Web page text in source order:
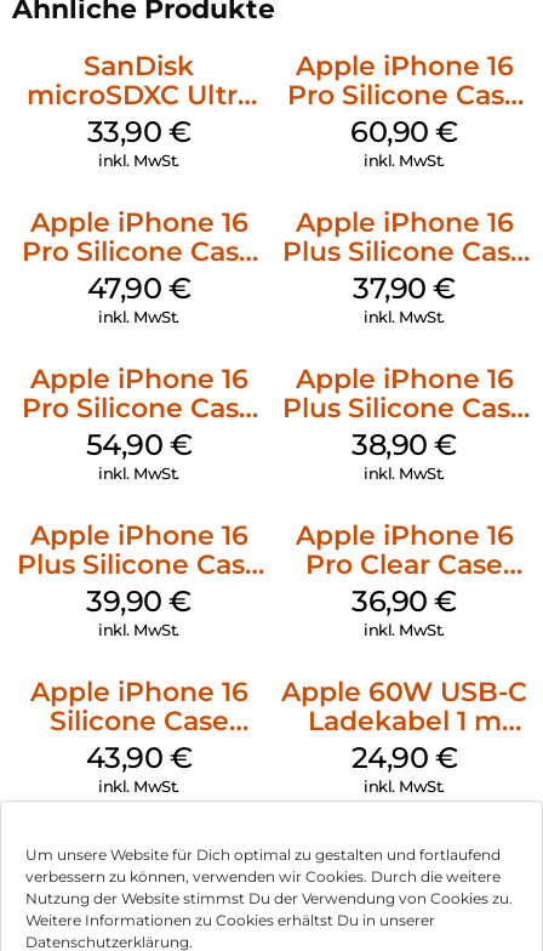
Um unsere Website für Dich optimal zu gestalten und fortlaufend
verbessern zu können, verwenden wir Cookies. Durch die weitere
Nutzung der Website stimmst Du der Verwendung von Cookies zu.
Weitere Informationen zu Cookies erhältst Du in unserer
Datenschutzerklärung.
Ähnliche Produkte
SanDisk
microSDXC Ultra
128 GB + Adapter
Mobile
33,90 €
inkl. MwSt.
Apple iPhone 16
Pro Silicone Case
MagSafe Stone
Gray
60,90€
inkl. MwSt.
Apple iPhone 16
Pro Silicone Case
MagSafe Denim
47,90 €
inkl. MwSt.
Apple iPhone 16
Plus Silicone Case
MagSafe Lake
Green
37,90€
inkl. MwSt.
Apple iPhone 16
Pro Silicone Case
MagSafe Black
54,90 €
inkl. MwSt.
Apple iPhone 16
Plus Silicone Case
MagSafe Denim
38,90€
inkl. MwSt.
Apple iPhone 16
Plus Silicone Case
MagSafe Plum
39,90€
inkl. MwSt.
Apple iPhone 16
Pro Clear Case
MagSafe
Transparent
36,90€
inkl. MwSt.
Apple iPhone 16
Silicone Case
MagSafe Plum
43,90 €
inkl. MwSt.
Apple 60W USB-C
Ladekabel 1 m
Weiß
24,90 €
inkl. MwSt.
Impressum